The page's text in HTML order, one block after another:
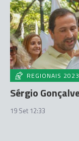
REGIONAIS 2023
Sérgio
19 Set 12:33